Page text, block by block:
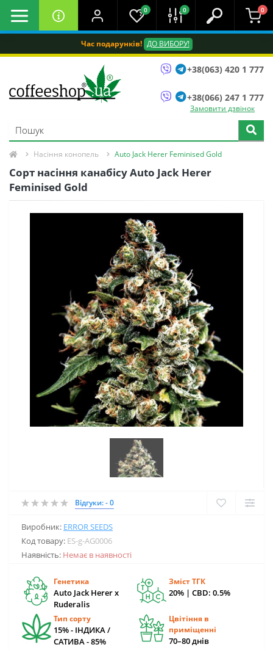
Час подарунків! ДО ВИБОРУ!
0 0 0
+38(063) 420 1 777
+38(066) 247 1 777
Замовити дзвінок
Насіння конопель Auto Jack Herer Feminised Gold
Сорт насіння канабісу Auto Jack Herer
Feminised Gold
Відгуки: - 0
Виробник: ERROR SEEDS
Код товару: ES-g-AG0006
Наявність: Немає в наявності
Генетика
Auto Jack Herer x
Ruderalis
Зміст ТГК
20% | CBD: 0.5%
Тип сорту
15% - ІНДИКА /
САТИВА - 85%
Цвітіння в
приміщенні
70–80 днів